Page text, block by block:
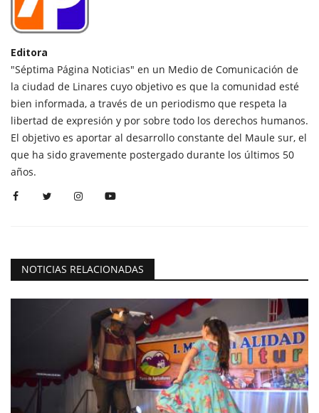
Editora
"Séptima Página Noticias" en un Medio de Comunicación de
la ciudad de Linares cuyo objetivo es que la comunidad esté
bien informada, a través de un periodismo que respeta la
libertad de expresión y por sobre todo los derechos humanos.
El objetivo es aportar al desarrollo constante del Maule sur, el
que ha sido gravemente postergado durante los últimos 50
años.
NOTICIAS RELACIONADAS